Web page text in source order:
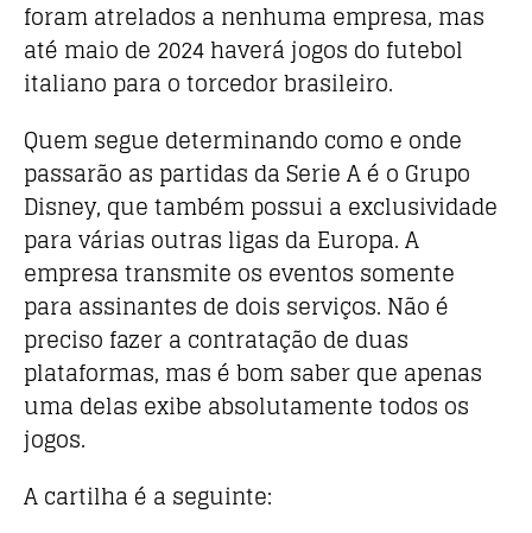
foram atrelados a nenhuma empresa, mas
até maio de 2024 haverá jogos do futebol
italiano para o torcedor brasileiro.
Quem segue determinando como e onde
passarão as partidas da Serie A é o Grupo
Disney, que também possui a exclusividade
para várias outras ligas da Europa. A
empresa transmite os eventos somente
para assinantes de dois serviços. Não é
preciso fazer a contratação de duas
plataformas, mas é bom saber que apenas
uma delas exibe absolutamente todos os
jogos.
A cartilha é a seguinte: